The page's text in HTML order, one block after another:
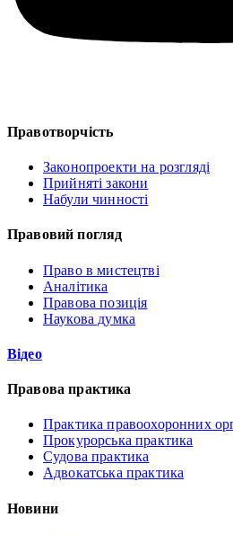
Правотворчість
Законопроекти на розгляді
Прийняті закони
Набули чинності
Правовий погляд
Право в мистецтві
Аналітика
Правова позиція
Наукова думка
Відео
Правова практика
Практика правоохоронних
Прокурорська практика
Судова практика
Адвокатська практика
Новини